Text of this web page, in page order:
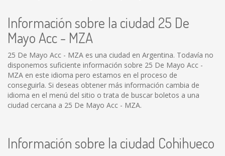
Información sobre la ciudad 25 De
Mayo Acc - MZA
25 De Mayo Acc - MZA es una ciudad en Argentina. Todavía no
disponemos suficiente información sobre 25 De Mayo Acc -
MZA en este idioma pero estamos en el proceso de
conseguirla. Si deseas obtener más información cambia de
idioma en el menú del sitio o trata de buscar boletos a una
ciudad cercana a 25 De Mayo Acc - MZA.
Información sobre la ciudad Cohihueco